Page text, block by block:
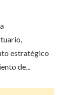
estratégico
de...